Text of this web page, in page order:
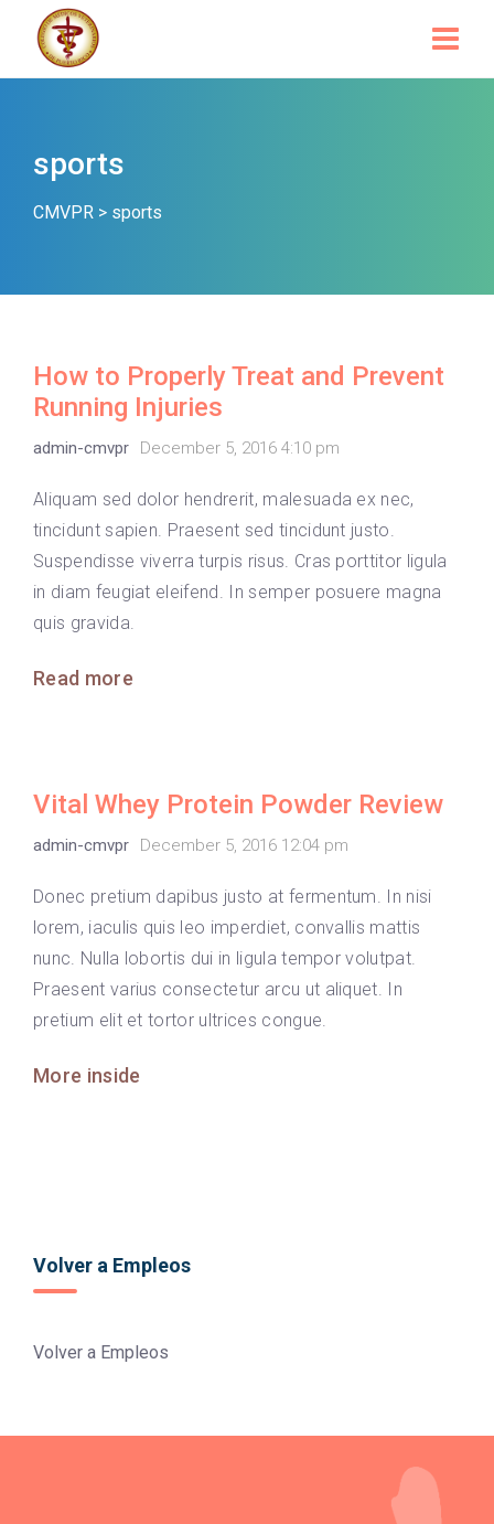
sports
CMVPR > sports
How to Properly Treat and Prevent
Running Injuries
admin-cmvpr December 5, 2016 4:10 pm
Aliquam sed dolor hendrerit, malesuada ex nec,
tincidunt sapien. Praesent sed tincidunt justo.
Suspendisse viverra turpis risus. Cras porttitor ligula
in diam feugiat eleifend. In semper posuere magna
quis gravida.
Read more
Vital Whey Protein Powder Review
admin-cmvpr December 5, 2016 12:04 pm
Donec pretium dapibus justo at fermentum. In nisi
lorem, iaculis quis leo imperdiet, convallis mattis
nunc. Nulla lobortis dui in ligula tempor volutpat.
Praesent varius consectetur arcu ut aliquet. In
pretium elit et tortor ultrices congue.
More inside
Volver a Empleos
Volver a Empleos